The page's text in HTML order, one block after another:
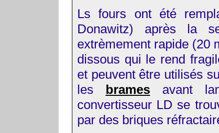
Ls fours ont été
Donawitz) après la
extrèmement rapide (20
dissous qui le rend
et peuvent être utilisés
les bramesavant
convertisseur LD se
par des briques